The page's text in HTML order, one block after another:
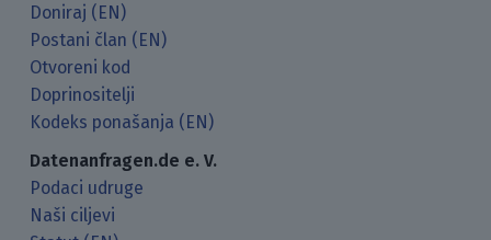
Doniraj (EN)
Postani član (EN)
Otvoreni kod
Doprinositelji
Kodeks ponašanja (EN)
Datenanfragen.de e. V.
Podaci udruge
Naši ciljevi